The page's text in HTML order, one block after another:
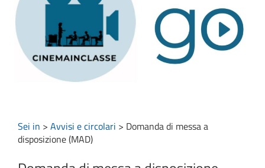
Sei in > Avvisi e circolari > Domanda di messa a
disposizione (MAD)